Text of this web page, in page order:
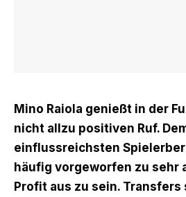
Mino Raiola genießt in der
nicht allzu positiven Ruf.
einflussreichsten
häufig vorgeworfen zu sehr
Profit aus zu sein. Transfers